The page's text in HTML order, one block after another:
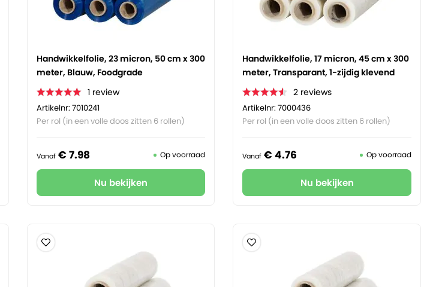
Handwikkelfolie, 23 micron, 50 cm x 300
meter, Blauw, Foodgrade
1 review
Artikelnr: 7010241
Per rol (in een volle doos zitten 6 rollen)
Vanaf € 7.98 Op voorraad
Nu bekijken
Handwikkelfolie, 17 micron, 45 cm x 300
meter, Transparant, 1-zijdig klevend
2 reviews
Artikelnr: 7000436
Per rol (in een volle doos zitten 6 rollen)
Vanaf € 4.76 Op voorraad
Nu bekijken